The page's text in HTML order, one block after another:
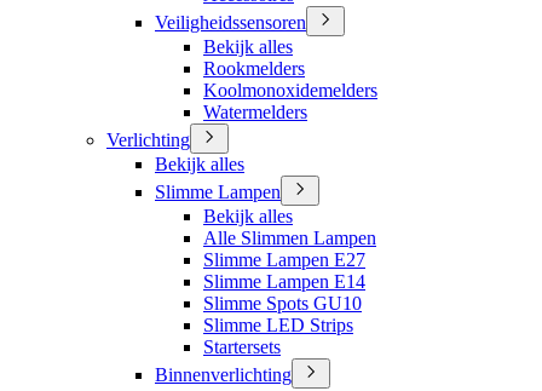
Veiligheidssensoren
Bekijk alles
Rookmelders
Koolmonoxidemelders
Watermelders
Verlichting
Bekijk alles
Slimme Lampen
Bekijk alles
Alle Slimmen Lampen
Slimme Lampen E27
Slimme Lampen E14
Slimme Spots GU10
Slimme LED Strips
Startersets
Binnenverlichting